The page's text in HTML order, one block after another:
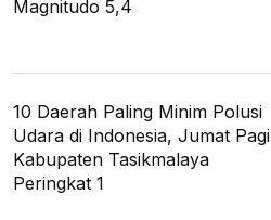
Magnitudo 5,4
10 Daerah Paling Minim Polusi
Udara di Indonesia, Jumat Pagi
Kabupaten Tasikmalaya
Peringkat 1